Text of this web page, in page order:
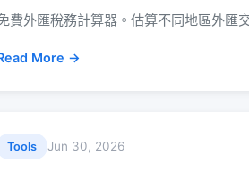
費外匯稅務計算器。估算不同地區外匯
More →
Tools Jun 30, 2026